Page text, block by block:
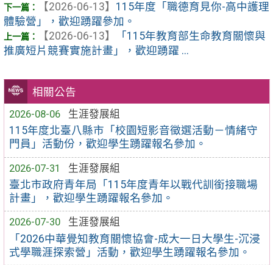
相關公告
2026-08-06
生涯發展組
115年度北臺八縣市「校園短影音徵選活動－情緒守
門員」活動份，歡迎學生踴躍報名參加。
2026-07-31
生涯發展組
臺北市政府青年局「115年度青年以戰代訓銜接職場
計畫」，歡迎學生踴躍報名參加。
2026-07-30
生涯發展組
「2026中華覺知教育關懷協會-成大一日大學生-沉浸
式學職涯探索營」活動，歡迎學生踴躍報名參加。
【2026-06-13】 115年度「職德育見你-高中護理
體驗營」，歡迎踴躍參加。
【2026-06-13】
「115年教育部生命教育關懷與
推廣短片競賽實施計畫」，歡迎踴躍 ...